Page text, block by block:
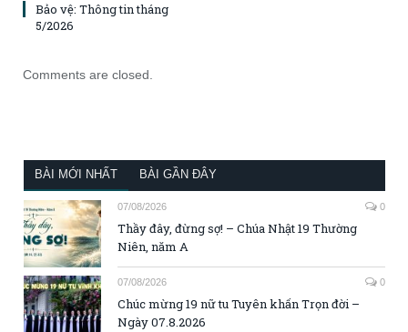
Bảo vệ: Thông tin tháng
5/2026
Comments are closed.
BÀI MỚI NHẤT BÀI GẦN ĐÂY
07/08/2026 0
Thầy đây, đừng sợ! – Chúa Nhật 19 Thường
Niên, năm A
07/08/2026 0
Chúc mừng 19 nữ tu Tuyên khấn Trọn đời –
Ngày 07.8.2026